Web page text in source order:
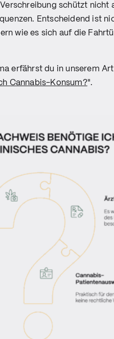
schützt nicht
Entscheidend ist
wie es sich auf die
erfährst du in unserem
Cannabis-Konsum?".